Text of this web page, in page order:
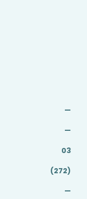
—
—
03
(272)
—